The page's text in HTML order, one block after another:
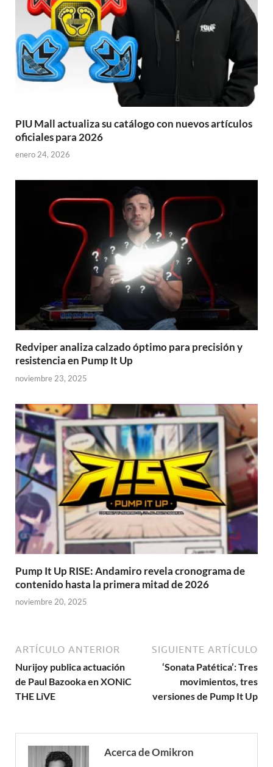
PIU Mall actualiza su catálogo con nuevos artículos
oficiales para 2026
enero 24, 2026
Redviper analiza calzado óptimo para precisión y
resistencia en Pump It Up
noviembre 23, 2025
Pump It Up RISE: Andamiro revela cronograma de
contenido hasta la primera mitad de 2026
noviembre 20, 2025
ARTÍCULO ANTERIOR
Nurijoy publica actuación
de Paul Bazooka en XONiC
THE LiVE
SIGUIENTE ARTÍCULO
‘Sonata Patética’: Tres
movimientos, tres
versiones de Pump It Up
Acerca de Omikron